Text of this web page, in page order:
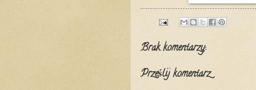
Brak komentarzy:
Prześlij komentarz